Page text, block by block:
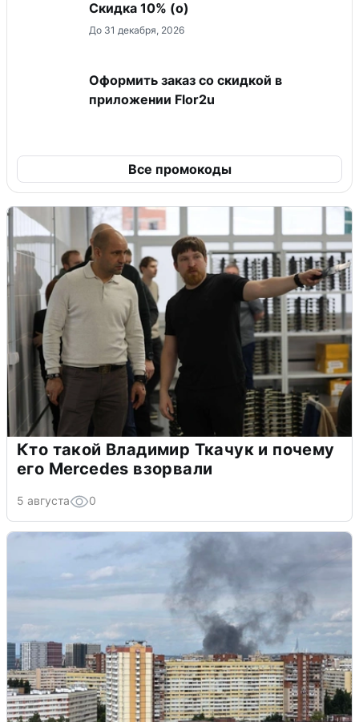
Скидка 10% (о)
До 31 декабря, 2026
Оформить заказ со скидкой в
приложении Flor2u
Все промокоды
Кто такой Владимир Ткачук и почему
его Mercedes взорвали
5 августа 0